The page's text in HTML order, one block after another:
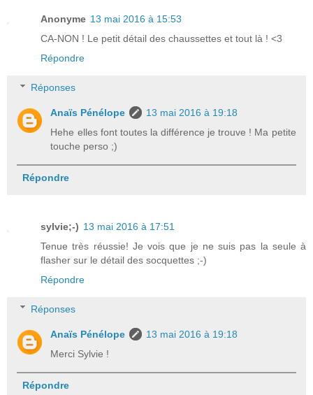
Anonyme 13 mai 2016 à 15:53
CA-NON ! Le petit détail des chaussettes et tout là ! <3
Répondre
Réponses
Anaïs Pénélope
13 mai 2016 à 19:18
Hehe elles font toutes la différence je trouve ! Ma petite
touche perso ;)
Répondre
sylvie;-) 13 mai 2016 à 17:51
Tenue très réussie! Je vois que je ne suis pas la seule à
flasher sur le détail des socquettes ;-)
Répondre
Réponses
Anaïs Pénélope
13 mai 2016 à 19:18
Merci Sylvie !
Répondre